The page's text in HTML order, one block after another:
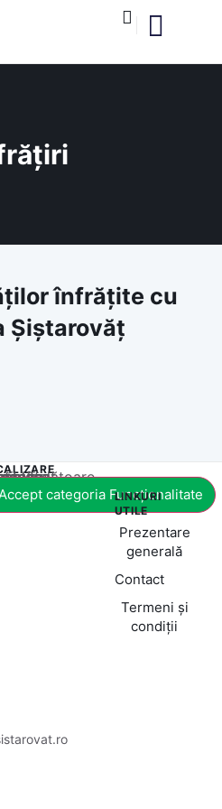
înfrățite cu
Șiștarovăț
categoria Funcționalitate
LINKURI
UTILE
Prezentare
generală
Contact
Termeni și
condiții